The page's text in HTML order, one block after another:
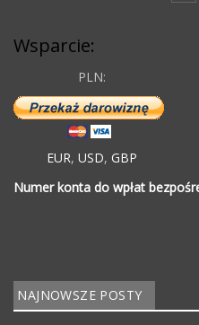
Wsparcie:
PLN:
EUR, USD, GBP
Numer konta do wpłat
NAJNOWSZE POSTY